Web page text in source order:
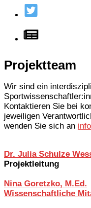
Projektteam
Wir sind ein
Kontaktieren Sie bei
jeweiligen
wenden Sie sich an
Dr. Julia Schulze
Projektleitung
Nina Goretzko, M.Ed.
Wissenschaftliche